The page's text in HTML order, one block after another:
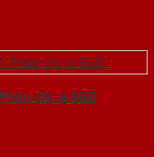
chi-a-SGD